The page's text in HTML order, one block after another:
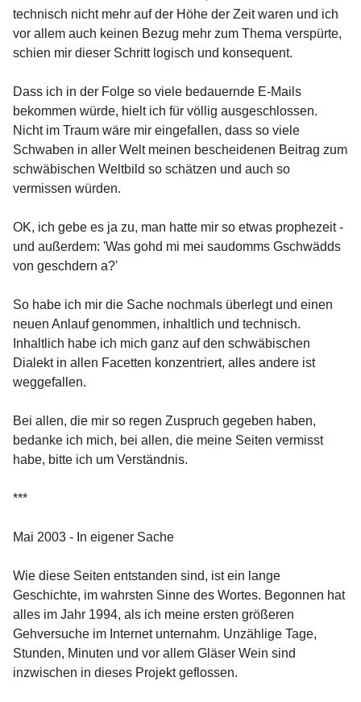
technisch nicht mehr auf der Höhe der Zeit waren und ich
vor allem auch keinen Bezug mehr zum Thema verspürte,
schien mir dieser Schritt logisch und konsequent.
Dass ich in der Folge so viele bedauernde E-Mails
bekommen würde, hielt ich für völlig ausgeschlossen.
Nicht im Traum wäre mir eingefallen, dass so viele
Schwaben in aller Welt meinen bescheidenen Beitrag zum
schwäbischen Weltbild so schätzen und auch so
vermissen würden.
OK, ich gebe es ja zu, man hatte mir so etwas prophezeit -
und außerdem: 'Was gohd mi mei saudomms Gschwädds
von geschdern a?'
So habe ich mir die Sache nochmals überlegt und einen
neuen Anlauf genommen, inhaltlich und technisch.
Inhaltlich habe ich mich ganz auf den schwäbischen
Dialekt in allen Facetten konzentriert, alles andere ist
weggefallen.
Bei allen, die mir so regen Zuspruch gegeben haben,
bedanke ich mich, bei allen, die meine Seiten vermisst
habe, bitte ich um Verständnis.
***
Mai 2003 - In eigener Sache
Wie diese Seiten entstanden sind, ist ein lange
Geschichte, im wahrsten Sinne des Wortes. Begonnen hat
alles im Jahr 1994, als ich meine ersten größeren
Gehversuche im Internet unternahm. Unzählige Tage,
Stunden, Minuten und vor allem Gläser Wein sind
inzwischen in dieses Projekt geflossen.